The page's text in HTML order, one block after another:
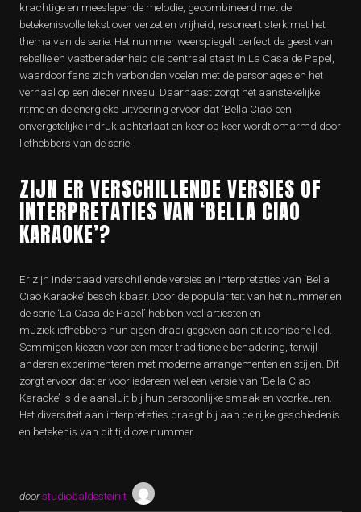
krachtige en meeslepende melodie, gecombineerd met de
betekenisvolle tekst over verzet en vrijheid, resoneert sterk met het
thema van de serie. Het nummer weerspiegelt perfect de geest van
rebellie en vastberadenheid die centraal staat in La Casa de Papel,
waardoor fans zich verbonden voelen met de personages en het
verhaal op een dieper niveau. Daarnaast zorgt het aanstekelijke
ritme en de energieke uitvoering ervoor dat ‘Bella Ciao’ een
onvergetelijke indruk achterlaat en keer op keer wordt omarmd door
liefhebbers van de serie.
ZIJN ER VERSCHILLENDE VERSIES OF
INTERPRETATIES VAN ‘BELLA CIAO
KARAOKE’?
Er zijn inderdaad verschillende versies en interpretaties van ‘Bella
Ciao Karaoke’ beschikbaar. Door de populariteit van het nummer en
de serie ‘La Casa de Papel’ hebben veel artiesten en
muziekliefhebbers hun eigen draai gegeven aan dit iconische lied.
Sommigen kiezen voor een meer traditionele benadering, terwijl
anderen experimenteren met moderne arrangementen en stijlen. Dit
zorgt ervoor dat er voor iedereen wel een versie van ‘Bella Ciao
Karaoke’ is die aansluit bij hun persoonlijke smaak en voorkeuren.
Het diversiteit aan interpretaties draagt bij aan de rijke geschiedenis
en betekenis van dit tijdloze nummer.
doorstudiobaldesteinit